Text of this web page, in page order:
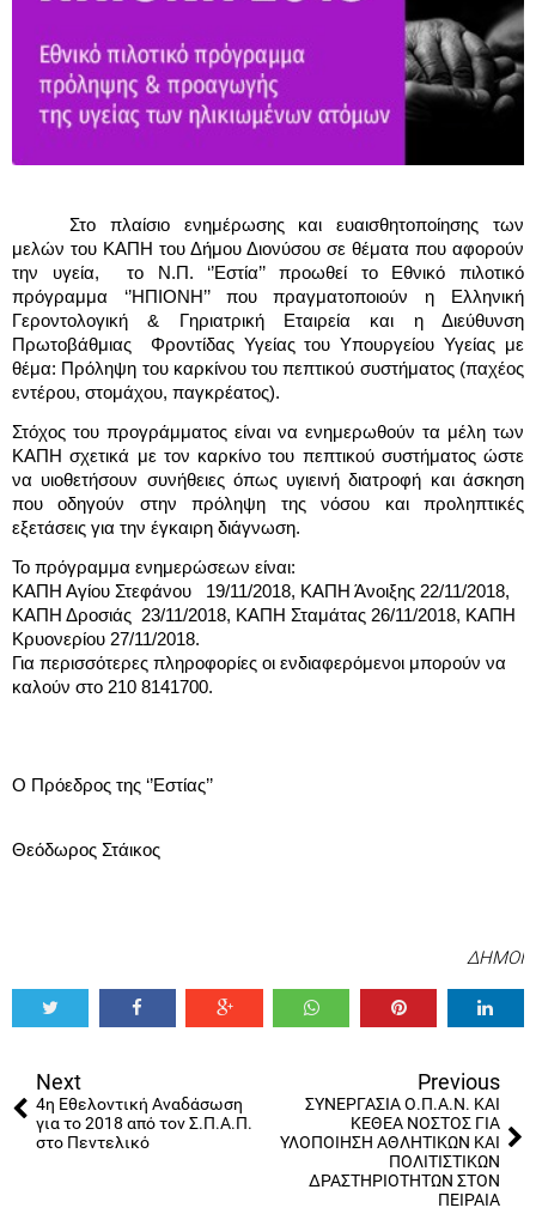
Στο πλαίσιο ενημέρωσης και ευαισθητοποίησης των
μελών του ΚΑΠΗ του Δήμου Διονύσου σε θέματα που αφορούν
την υγεία,  το Ν.Π. ‘’Εστία’’ προωθεί το Εθνικό πιλοτικό
πρόγραμμα ‘’ΗΠΙΟΝΗ’’ που πραγματοποιούν η Ελληνική
Γεροντολογική & Γηριατρική Εταιρεία και η Διεύθυνση
Πρωτοβάθμιας  Φροντίδας Υγείας του Υπουργείου Υγείας με
θέμα: Πρόληψη του καρκίνου του πεπτικού συστήματος (παχέος
εντέρου, στομάχου, παγκρέατος).
Στόχος του προγράμματος είναι να ενημερωθούν τα μέλη των
ΚΑΠΗ σχετικά με τον καρκίνο του πεπτικού συστήματος ώστε
να υιοθετήσουν συνήθειες όπως υγιεινή διατροφή και άσκηση
που οδηγούν στην πρόληψη της νόσου και προληπτικές
εξετάσεις για την έγκαιρη διάγνωση.
Το πρόγραμμα ενημερώσεων είναι:
ΚΑΠΗ Αγίου Στεφάνου   19/11/2018, ΚΑΠΗ Άνοιξης 22/11/2018,
ΚΑΠΗ Δροσιάς  23/11/2018, ΚΑΠΗ Σταμάτας 26/11/2018, ΚΑΠΗ
Κρυονερίου 27/11/2018.
Για περισσότερες πληροφορίες οι ενδιαφερόμενοι μπορούν να
καλούν στο 210 8141700.
Ο Πρόεδρος της ‘’Εστίας’’
Θεόδωρος Στάικος
ΔΗΜΟΙ
Next
4η Εθελοντική Αναδάσωση
για το 2018 από τον Σ.Π.Α.Π.
στο Πεντελικό
Previous
ΣΥΝΕΡΓΑΣΙΑ Ο.Π.Α.Ν. ΚΑΙ
ΚΕΘΕΑ ΝΟΣΤΟΣ ΓΙΑ
ΥΛΟΠΟΙΗΣΗ ΑΘΛΗΤΙΚΩΝ ΚΑΙ
ΠΟΛΙΤΙΣΤΙΚΩΝ
ΔΡΑΣΤΗΡΙΟΤΗΤΩΝ ΣΤΟΝ
ΠΕΙΡΑΙΑ